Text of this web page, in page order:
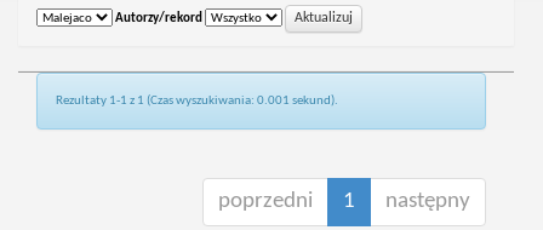
Autorzy/rekord
Rezultaty 1-1 z 1 (Czas wyszukiwania: 0.001 sekund).
poprzedni 1 następny